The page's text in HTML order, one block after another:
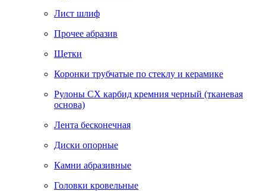
Лист шлиф
Прочее абразив
Щетки
Коронки трубчатые по стеклу и керамике
Рулоны CX карбид кремния черный (тканевая
основа)
Лента бесконечная
Диски опорные
Камни абразивные
Головки кровельные